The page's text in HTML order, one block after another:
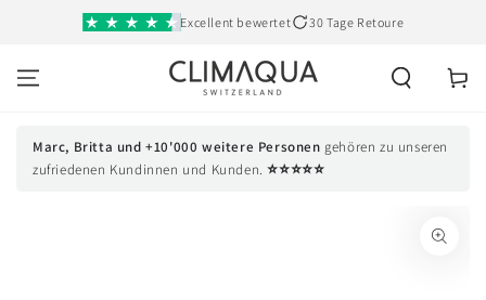
SKIP TO
CONTENT
Excellent bewertet 30 Tage Retoure
Cart
Marc, Britta und +10'000 weitere Personen gehören zu unseren
zufriedenen Kundinnen und Kunden.⭐⭐⭐⭐⭐